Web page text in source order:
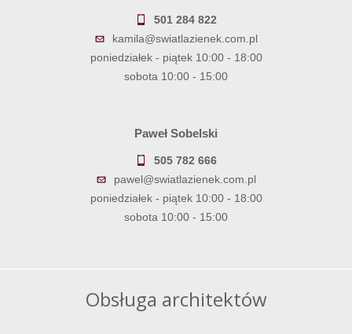
501 284 822
kamila@swiatlazienek.com.pl
poniedziałek - piątek 10:00 - 18:00
sobota 10:00 - 15:00
Paweł Sobelski
505 782 666
pawel@swiatlazienek.com.pl
poniedziałek - piątek 10:00 - 18:00
sobota 10:00 - 15:00
Obsługa architektów